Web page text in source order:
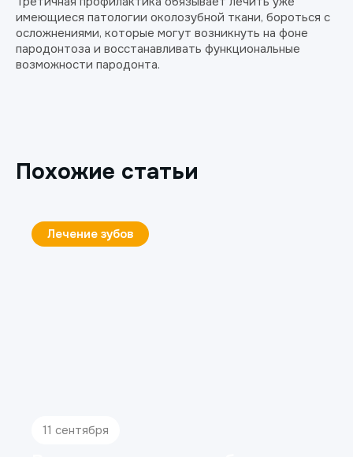
имеющиеся патологии околозубной ткани, бороться с
осложнениями, которые могут возникнуть на фоне
пародонтоза и восстанавливать функциональные
возможности пародонта.
Похожие статьи
Лечение зубов
11 сентября